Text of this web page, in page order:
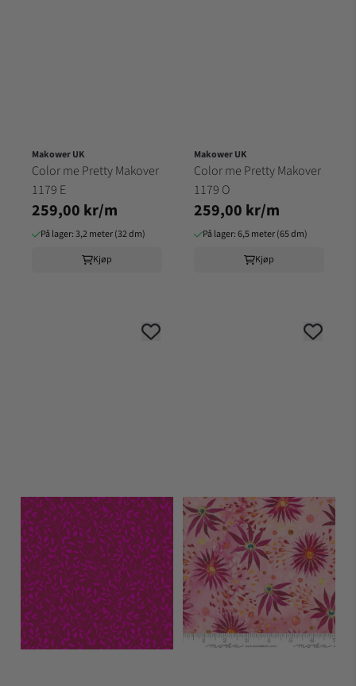
Makower UK
Color me Pretty Makover
1179 E
259,00 kr/m
På lager: 3,2 meter (32 dm)
Kjøp
Makower UK
Color me Pretty Makover
1179 O
259,00 kr/m
På lager: 6,5 meter (65 dm)
Kjøp